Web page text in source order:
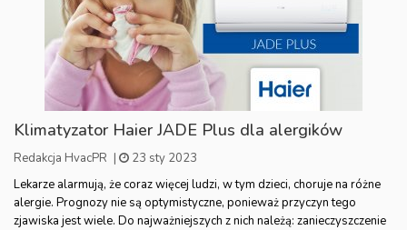
Klimatyzator Haier JADE Plus dla alergików
Redakcja HvacPR |
23 sty 2023
Lekarze alarmują, że coraz więcej ludzi, w tym dzieci, choruje na różne
alergie. Prognozy nie są optymistyczne, ponieważ przyczyn tego
zjawiska jest wiele. Do najważniejszych z nich należą: zanieczyszczenie